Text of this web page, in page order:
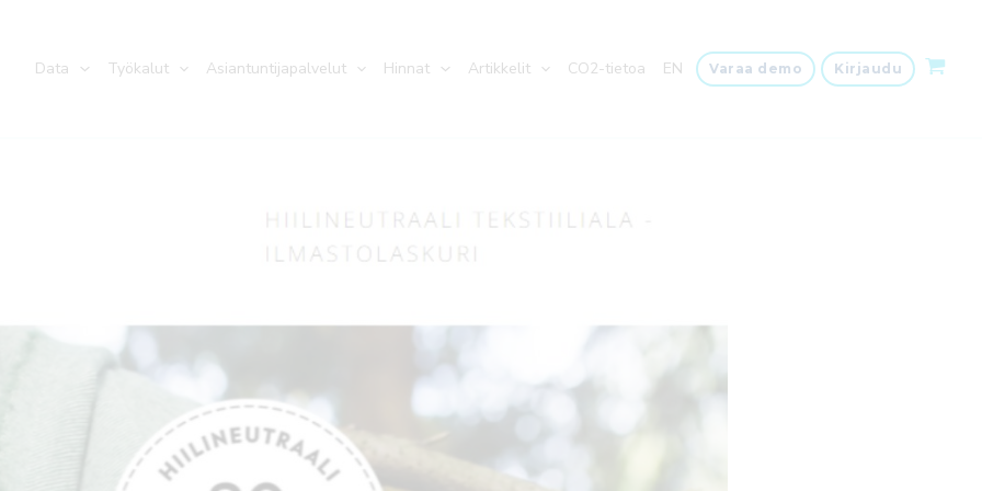
Data Työkalut Asiantuntijapalvelut Hinnat Artikkelit CO2-tietoa EN Varaa demo Kirjaudu